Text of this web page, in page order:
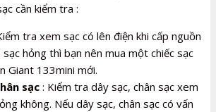
cần kiểm tra :
tra xem sạc có lên điện khi cấp nguồn
sạc hỏng thì bạn nên mua một chiếc sạc
Giant 133mini mới.
sạc : Kiểm tra dây sạc, chân sạc xem
không. Nếu dây sạc, chân sạc có vấn